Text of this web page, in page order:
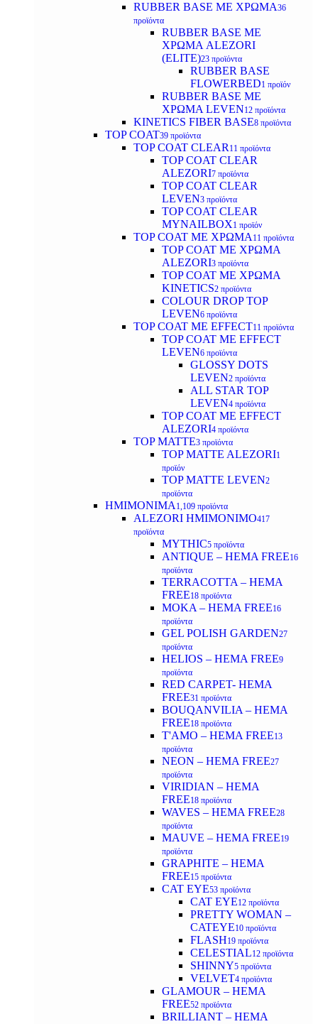
RUBBER BASE ΜΕ ΧΡΩΜΑ36
προϊόντα
RUBBER BASE ΜΕ
ΧΡΩΜΑ ALEZORI
(ELITE)23 προϊόντα
RUBBER BASE
FLOWERBED1 προϊόν
RUBBER BASE ΜΕ
ΧΡΩΜΑ LEVEN12 προϊόντα
KINETICS FIBER BASE8 προϊόντα
TOP COAT39 προϊόντα
TOP COAT CLEAR 11 προϊόντα
TOP COAT CLEAR
ALEZORI7 προϊόντα
TOP COAT CLEAR
LEVEN3 προϊόντα
TOP COAT CLEAR
MYNAILBOX1 προϊόν
TOP COAT ΜΕ ΧΡΩΜΑ 11 προϊόντα
TOP COAT ΜΕ ΧΡΩΜΑ
ALEZORI3 προϊόντα
TOP COAT ΜΕ ΧΡΩΜΑ
KINETICS2 προϊόντα
COLOUR DROP TOP
LEVEN6 προϊόντα
TOP COAT ΜΕ EFFECT11 προϊόντα
TOP COAT ME EFFECT
LEVEN6 προϊόντα
GLOSSY DOTS
LEVEN2 προϊόντα
ALL STAR TOP
LEVEN4 προϊόντα
TOP COAT ME EFFECT
ALEZORI4 προϊόντα
TOP MATTE3 προϊόντα
TOP MATTE ALEZORI1
προϊόν
TOP MATTE LEVEN2
προϊόντα
ΗΜΙΜΟΝΙΜΑ 1,109 προϊόντα
ALEZORI ΗΜΙΜΟΝΙΜΟ417
προϊόντα
MYTHIC5 προϊόντα
ANTIQUE – HEMA FREE16
προϊόντα
TERRACOTTA – HEMA
FREE18 προϊόντα
MOKA – HEMA FREE16
προϊόντα
GEL POLISH GARDEN27
προϊόντα
HELIOS – HEMA FREE9
προϊόντα
RED CARPET- HEMA
FREE31 προϊόντα
BOUQANVILIA – HEMA
FREE18 προϊόντα
T'AMO – HEMA FREE13
προϊόντα
NEON – HEMA FREE27
προϊόντα
VIRIDIAN – HEMA
FREE18 προϊόντα
WAVES – HEMA FREE28
προϊόντα
MAUVE – HEMA FREE19
προϊόντα
GRAPHITE – HEMA
FREE15 προϊόντα
CAT EYE53 προϊόντα
CAT EYE12 προϊόντα
PRETTY WOMAN –
CATEYE10 προϊόντα
FLASH19 προϊόντα
CELESTIAL12 προϊόντα
SHINNY5 προϊόντα
VELVET4 προϊόντα
GLAMOUR – HEMA
FREE52 προϊόντα
BRILLIANT – HEMA